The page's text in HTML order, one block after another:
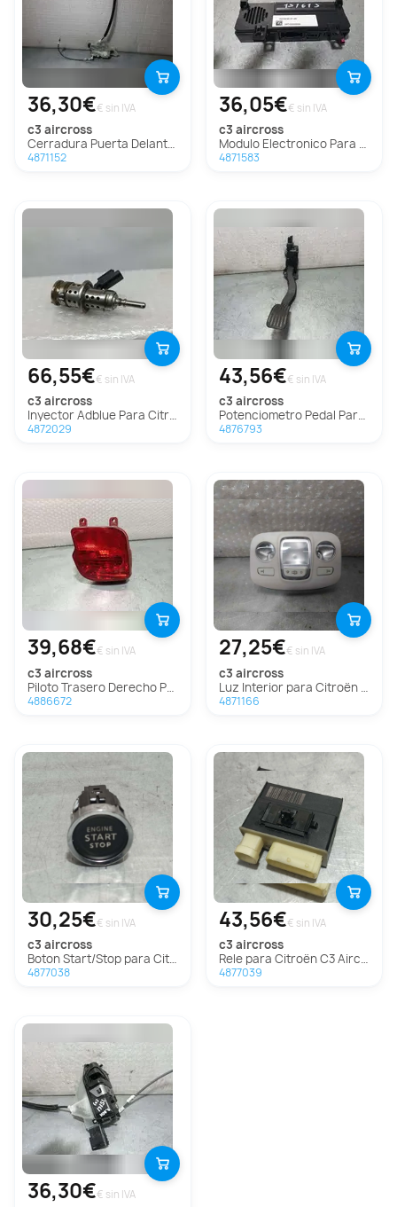
36,30€€ sin IVA
c3 aircross
Cerradura Puerta Delantera Izquierda Para Citroen C3 Aircross
4871152
36,05€€ sin IVA
c3 aircross
Modulo Electronico Para Citroen C3 Aircross
4871583
66,55€€ sin IVA
c3 aircross
Inyector Adblue Para Citroen C3 Aircross
4872029
43,56€€ sin IVA
c3 aircross
Potenciometro Pedal Para Citroen C3 Aircross
4876793
39,68€€ sin IVA
c3 aircross
Piloto Trasero Derecho Paragolpes Para Citroen C3 Aircross
4886672
27,25€€ sin IVA
c3 aircross
Luz Interior para Citroën C3 Aircross
4871166
30,25€€ sin IVA
c3 aircross
Boton Start/Stop para Citroën C3 Aircross
4877038
43,56€€ sin IVA
c3 aircross
Rele para Citroën C3 Aircross
4877039
36,30€€ sin IVA